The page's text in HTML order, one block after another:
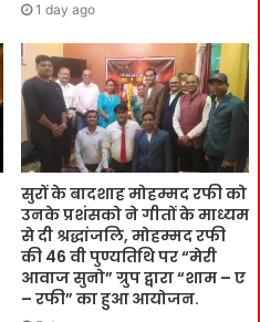
1 day ago
सुरों के बादशाह मोहम्मद रफी को
उनके प्रशंसको ने गीतों के माध्यम
से दी श्रद्धांजलि, मोहम्मद रफी
की 46 वी पुण्यतिथि पर “मेरी
आवाज सुनो” ग्रुप द्वारा “शाम – ए
– रफी” का हुआ आयोजन.